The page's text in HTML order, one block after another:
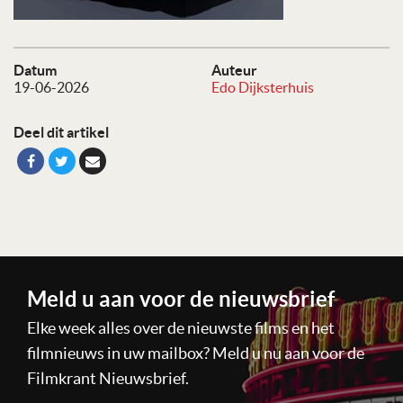
Datum
19-06-2026
Auteur
Edo Dijksterhuis
Deel dit artikel
Meld u aan voor de nieuwsbrief
Elke week alles over de nieuwste films en het
filmnieuws in uw mailbox? Meld u nu aan voor de
Filmkrant Nieuwsbrief.